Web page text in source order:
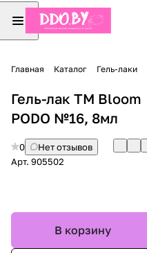
Главная Каталог Гель-лаки
Гель-лак TM Bloom
PODO №16, 8мл
0
Нет отзывов
Арт. 905502
В корзину